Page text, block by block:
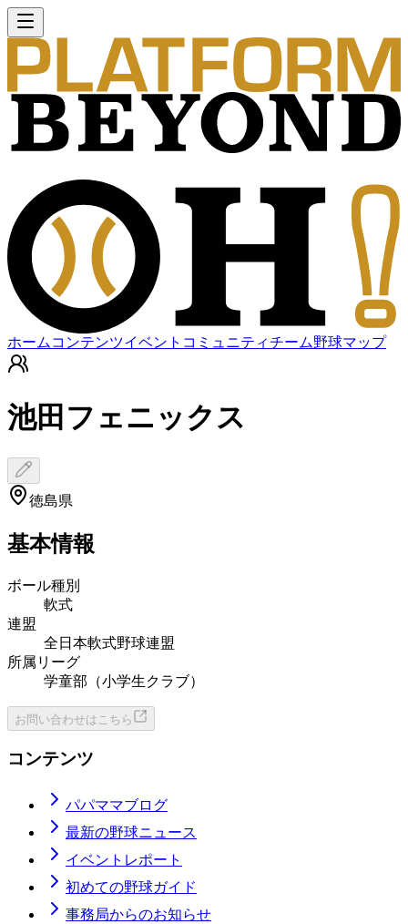
ホーム コンテンツイベント コミュニティチーム野球マップ
池田フェニックス
徳島県
基本情報
ボール種別
軟式
連盟
全日本軟式野球連盟
所属リーグ
学童部（小学生クラブ）
お問い合わせはこちら
コンテンツ
パパママブログ
最新の野球ニュース
イベントレポート
初めての野球ガイド
事務局からのお知らせ